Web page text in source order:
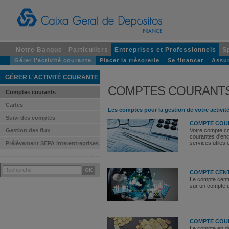
Notre Banque Particuliers Entreprises et Professionnels
Gérer l'activité courante Placer la trésorerie Se financer
COMPTES
Les comptes pour la gestion de votre
COMPTE
Votre compte
courantes
services utiles
COMPTE
Le compte
sur un compte
COMPTE
GÉRER L'ACTIVITÉ COURANTE
Comptes courants
Cartes
Suivi des comptes
Gestion des flux
Prélèvement SEPA interentreprises